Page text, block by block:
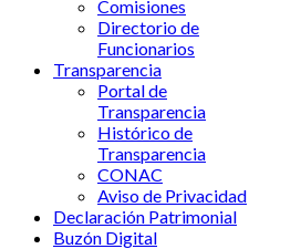
Comisiones
Directorio de
Funcionarios
Transparencia
Portal de
Transparencia
Histórico de
Transparencia
CONAC
Aviso de Privacidad
Declaración Patrimonial
Buzón Digital